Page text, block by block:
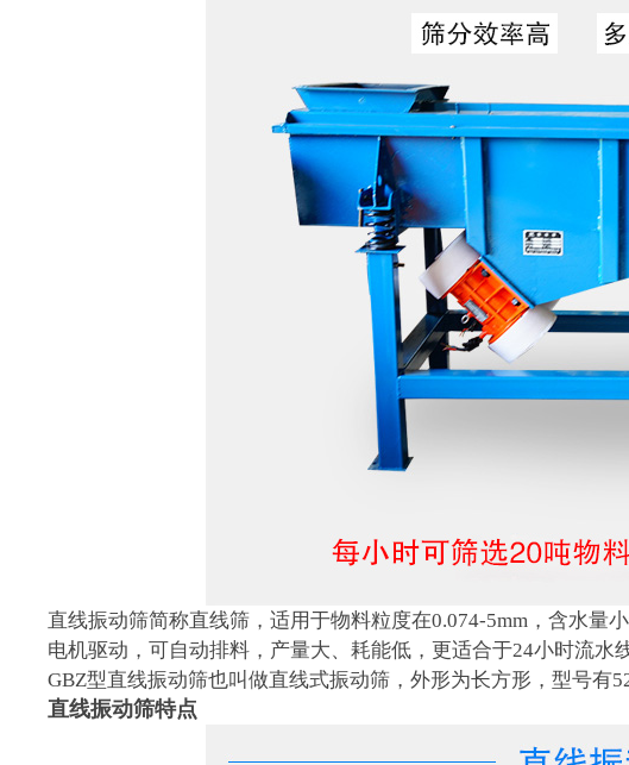
直线振动筛简称直线筛，适用于物料粒度在0.074-5mm，含水量
电机驱动，可自动排料，产量大、耗能低，更适合于24小时流水
GBZ型直线振动筛也叫做直线式振动筛，外形为长方形，型号有
直线振动筛特点